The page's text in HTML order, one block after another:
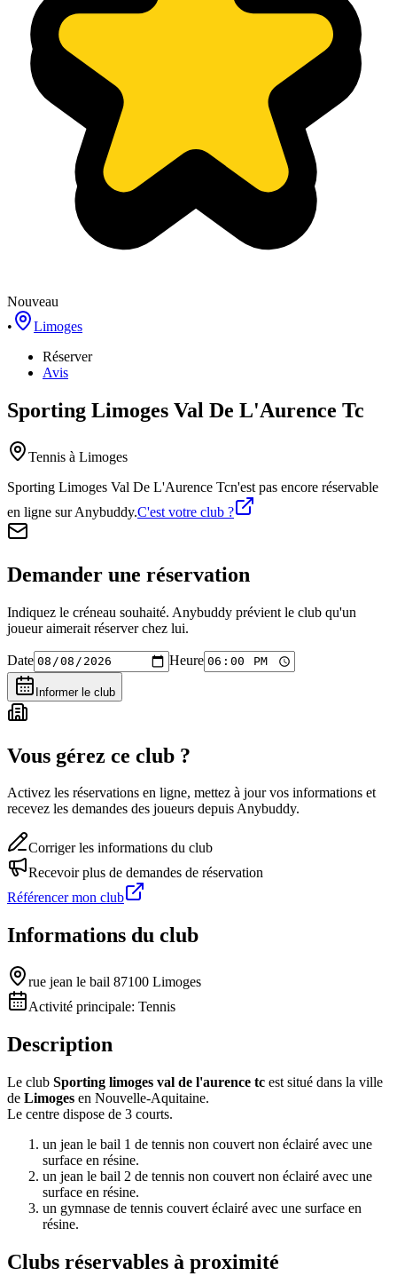
Nouveau
•
Limoges
Réserver
Avis
Sporting Limoges Val De L'Aurence Tc
Tennis à Limoges
Sporting Limoges Val De L'Aurence Tcn'est pas encore réservable
en ligne sur Anybuddy.C'est votre club ?
Demander une réservation
Indiquez le créneau souhaité. Anybuddy prévient le club qu'un
joueur aimerait réserver chez lui.
Date Heure
Informer le club
Vous gérez ce club ?
Activez les réservations en ligne, mettez à jour vos informations et
recevez les demandes des joueurs depuis Anybuddy.
Corriger les informations du club
Recevoir plus de demandes de réservation
Référencer mon club
Informations du club
rue jean le bail 87100 Limoges
Activité principale: Tennis
Description
Le club Sporting limoges val de l'aurence tc est situé dans la ville
de Limoges en Nouvelle-Aquitaine.
Le centre dispose de 3 courts.
un jean le bail 1 de tennis non couvert non éclairé avec une
surface en résine.
un jean le bail 2 de tennis non couvert non éclairé avec une
surface en résine.
un gymnase de tennis couvert éclairé avec une surface en
résine.
Clubs réservables à proximité